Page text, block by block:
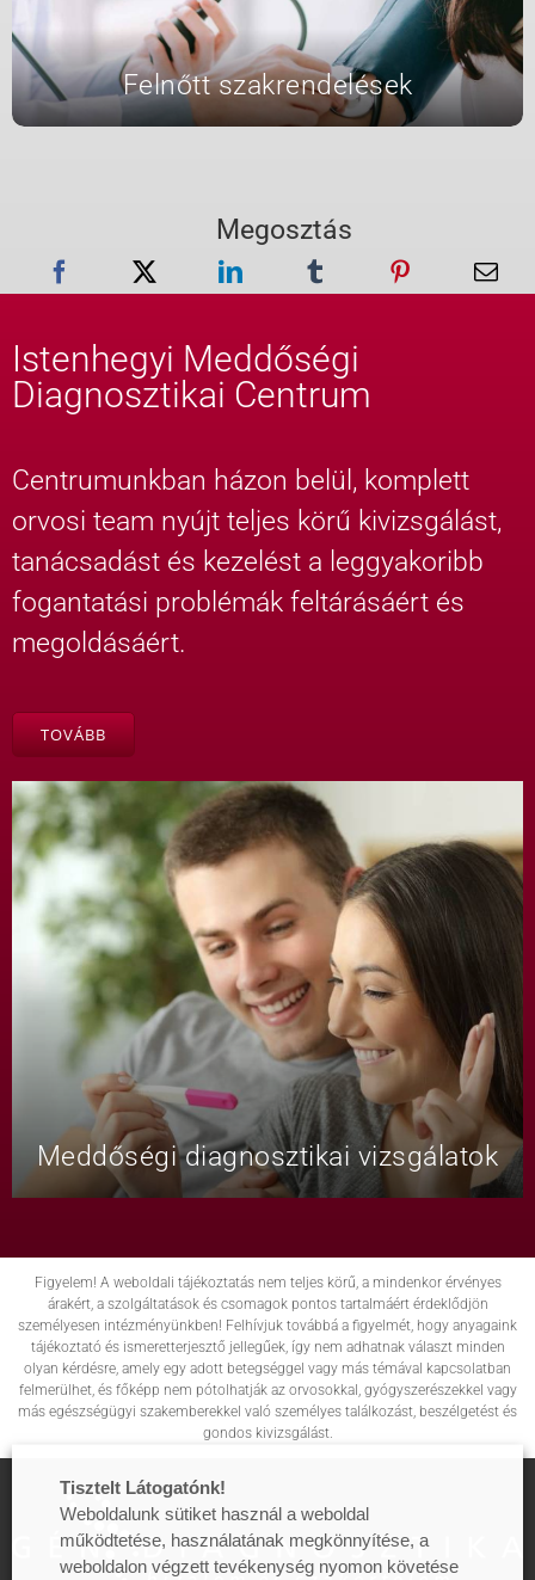
Felnőtt szakrendelések
Megosztás
Istenhegyi Meddőségi
Diagnosztikai Centrum
Centrumunkban házon belül, komplett
orvosi team nyújt teljes körű kivizsgálást,
tanácsadást és kezelést a leggyakoribb
fogantatási problémák feltárásáért és
megoldásáért.
TOVÁBB
Meddőségi diagnosztikai vizsgálatok
Figyelem! A weboldali tájékoztatás nem teljes körű, a mindenkor érvényes
árakért, a szolgáltatások és csomagok pontos tartalmáért érdeklődjön
személyesen intézményünkben! Felhívjuk továbbá a figyelmét, hogy anyagaink
tájékoztató és ismeretterjesztő jellegűek, így nem adhatnak választ minden
olyan kérdésre, amely egy adott betegséggel vagy más témával kapcsolatban
felmerülhet, és főképp nem pótolhatják az orvosokkal, gyógyszerészekkel vagy
más egészségügyi szakemberekkel való személyes találkozást, beszélgetést és
gondos kivizsgálást.
Tisztelt Látogatónk!
Weboldalunk sütiket használ a weboldal
működtetése, használatának megkönnyítése, a
weboldalon végzett tevékenység nyomon követése